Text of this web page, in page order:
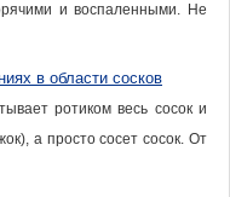
и воспаленными. Не
в области сосков
ротиком весь сосок и
а просто сосет сосок. От